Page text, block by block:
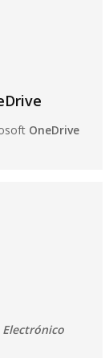
OneDrive
Electrónico